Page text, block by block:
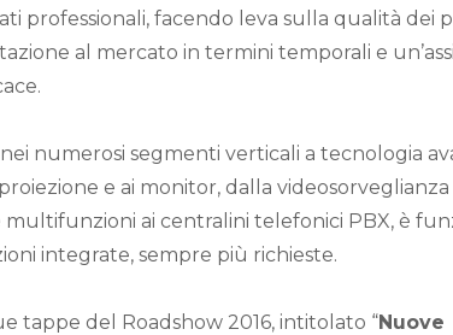
professionali, facendo leva sulla qualità dei
al mercato in termini temporali e
numerosi segmenti verticali a tecnologia
e ai monitor, dalla videosorveglianza
ai centralini telefonici PBX, è
integrate, sempre più richieste.
tappe del Roadshow 2016, intitolato “Nuove